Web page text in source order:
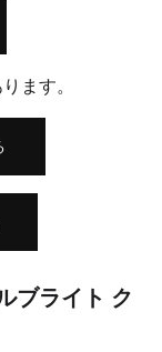
ます。
ブライト ク